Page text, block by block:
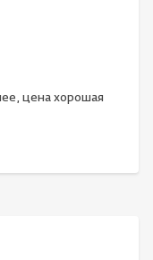
цена хорошая